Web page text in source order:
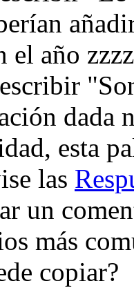
el año
dada
esta
las
un
más
copiar?